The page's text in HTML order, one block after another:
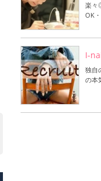
楽々
OK
I-
独自
の本